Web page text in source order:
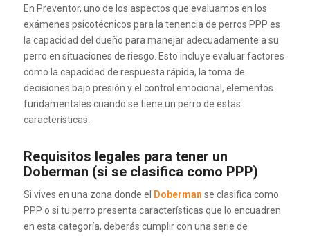
En Preventor, uno de los aspectos que evaluamos en los
exámenes psicotécnicos para la tenencia de perros PPP es
la capacidad del dueño para manejar adecuadamente a su
perro en situaciones de riesgo. Esto incluye evaluar factores
como la capacidad de respuesta rápida, la toma de
decisiones bajo presión y el control emocional, elementos
fundamentales cuando se tiene un perro de estas
características.
Requisitos legales para tener un
Doberman (si se clasifica como PPP)
Si vives en una zona donde el Doberman se clasifica como
PPP o si tu perro presenta características que lo encuadren
en esta categoría, deberás cumplir con una serie de